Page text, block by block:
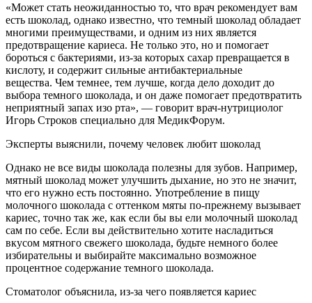
«Может стать неожиданностью то, что врач рекомендует вам
есть шоколад, однако известно, что темный шоколад обладает
многими преимуществами, и одним из них является
предотвращение кариеса. Не только это, но и помогает
бороться с бактериями, из-за которых сахар превращается в
кислоту, и содержит сильные антибактериальные
вещества. Чем темнее, тем лучше, когда дело доходит до
выбора темного шоколада, и он даже помогает предотвратить
неприятный запах изо рта», — говорит врач-нутрициолог
Игорь Строков специально для МедикФорум.
Эксперты выяснили, почему человек любит шоколад
Однако не все виды шоколада полезны для зубов. Например,
мятный шоколад может улучшить дыхание, но это не значит,
что его нужно есть постоянно. Употребление в пищу
молочного шоколада с оттенком мяты по-прежнему вызывает
кариес, точно так же, как если бы вы ели молочный шоколад
сам по себе. Если вы действительно хотите насладиться
вкусом мятного свежего шоколада, будьте немного более
избирательны и выбирайте максимально возможное
процентное содержание темного шоколада.
Стоматолог объяснила, из-за чего появляется кариес